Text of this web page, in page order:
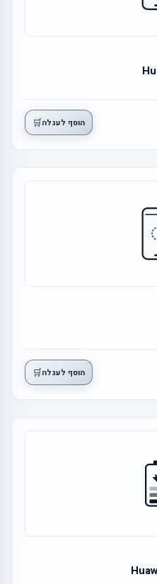
הוסף לעגלה🛒
הוסף לעגלה🛒